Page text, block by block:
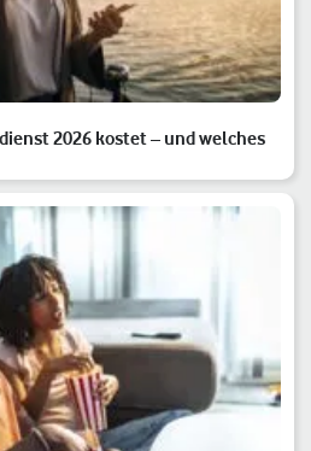
2026 kostet – und welches